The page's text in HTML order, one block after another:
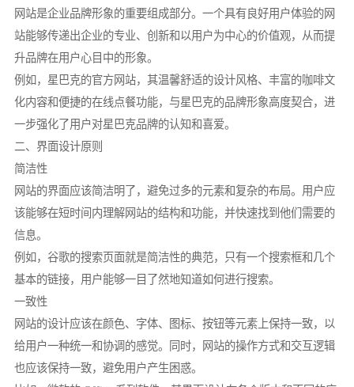
网站是企业品牌形象的重要组成部分。一个具有良好用户体验的网
站能够传递出企业的专业、创新和以用户为中心的价值观，从而提
升品牌在用户心目中的形象。
例如，星巴克的官方网站，其温馨舒适的设计风格、丰富的咖啡文
化内容和便捷的在线点餐功能，与星巴克的品牌形象高度契合，进
一步强化了用户对星巴克品牌的认知和喜爱。
二、界面设计原则
简洁性
网站的界面应该简洁明了，避免过多的元素和复杂的布局。用户应
该能够在短时间内理解网站的结构和功能，并快速找到他们需要的
信息。
例如，谷歌的搜索页面就是简洁性的典范，只有一个搜索框和几个
基本的链接，用户能够一目了然地知道如何进行搜索。
一致性
网站的设计应该在颜色、字体、图标、按钮等元素上保持一致，以
给用户一种统一和协调的感觉。同时，网站的操作方式和交互逻辑
也应该保持一致，避免用户产生困惑。